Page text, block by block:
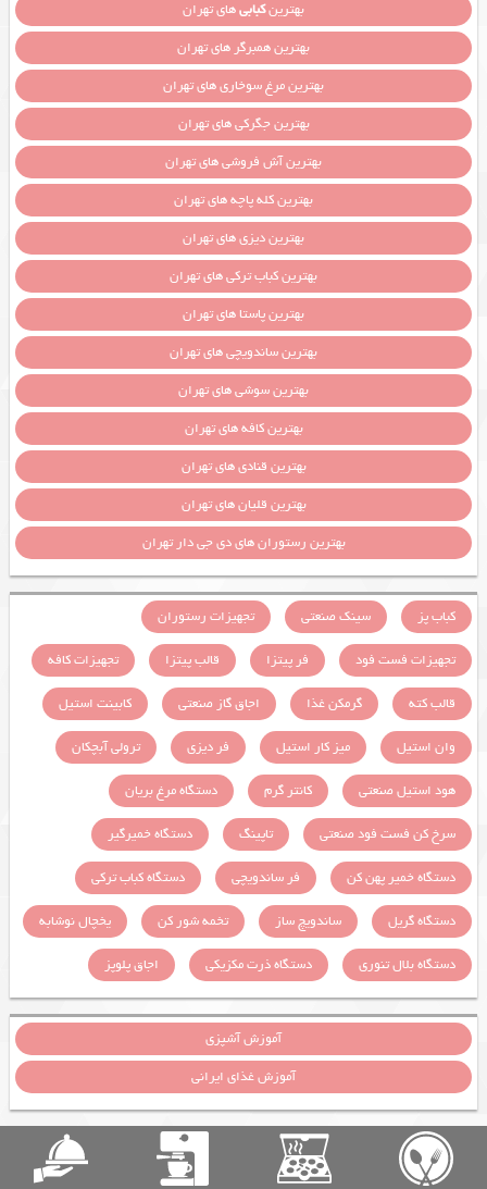
بهترینکبابیهای تهران
بهترین همبرگر های تهران
بهترین مرغ سوخاری های تهران
بهترین جگرکی های تهران
بهترین آش فروشی های تهران
بهترین کله پاچه های تهران
بهترین دیزی های تهران
بهترین کباب ترکی های تهران
بهترین پاستا های تهران
بهترین ساندویچی های تهران
بهترین سوشی های تهران
بهترین کافه های تهران
بهترین قنادی های تهران
بهترین قلیان های تهران
بهترین رستوران های دی جی دار تهران
کباب پز سینک صنعتی
تجهیزات رستوران
تجهیزات فست فود
فر پیتزا قالب پیتزا
تجهیزات کافه
قالب کته
گرمکن غذا اجاق گاز صنعتی
کابینت استیل
وان استیل
میز کار استیل فر دیزی
ترولی آبچکان
هود استیل صنعتی
کانتر گرم
دستگاه مرغ بریان
سرخ کن فست فود صنعتی
تاپینگ
دستگاه خمیرگیر
دستگاه خمیر پهن کن
فر ساندویچی
دستگاه کباب ترکی
دستگاه گریل
ساندویچ ساز تخمه شور کن
یخچال نوشابه
دستگاه بلال تنوری
دستگاه ذرت مکزیکی اجاق پلوپز
آموزش آشپزی
آموزش غذای ایرانی